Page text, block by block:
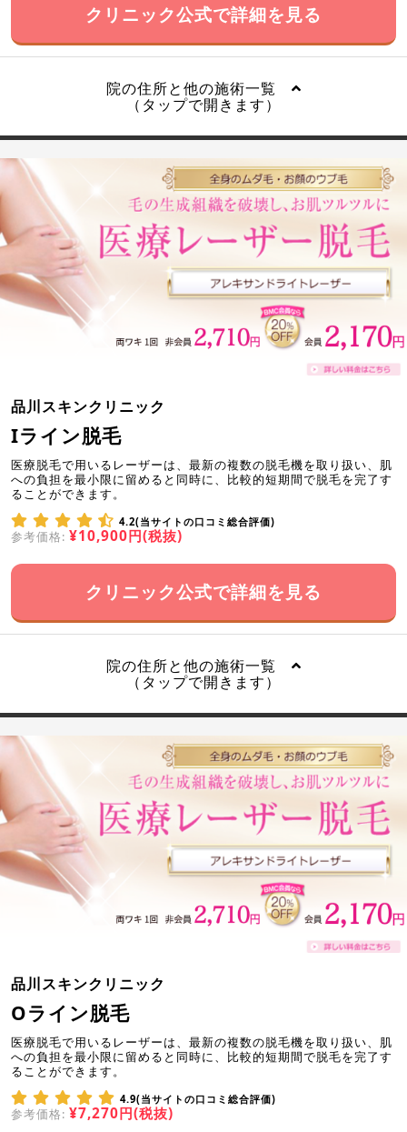
クリニック公式で詳細を見る
院の住所と他の施術一覧
（タップで開きます）
品川スキンクリニック
Iライン脱毛
医療脱毛で用いるレーザーは、最新の複数の脱毛機を取り扱い、肌
への負担を最小限に留めると同時に、比較的短期間で脱毛を完了す
ることができます。
4.2(当サイトの口コミ総合評価)
参考価格: ¥10,900円(税抜)
クリニック公式で詳細を見る
院の住所と他の施術一覧
（タップで開きます）
品川スキンクリニック
Oライン脱毛
医療脱毛で用いるレーザーは、最新の複数の脱毛機を取り扱い、肌
への負担を最小限に留めると同時に、比較的短期間で脱毛を完了す
ることができます。
4.9(当サイトの口コミ総合評価)
参考価格: ¥7,270円(税抜)